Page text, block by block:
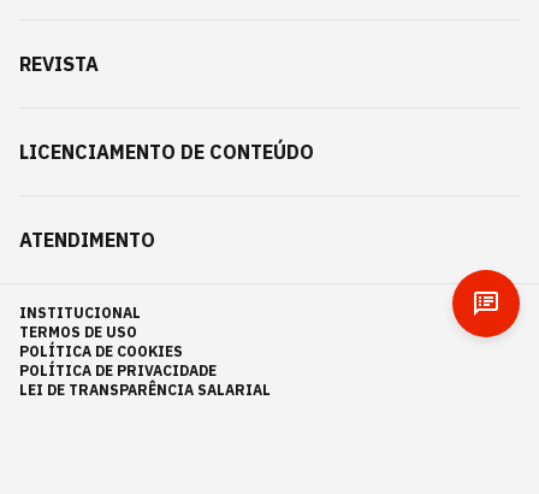
REVISTA
LICENCIAMENTO DE CONTEÚDO
ATENDIMENTO
INSTITUCIONAL
TERMOS DE USO
POLÍTICA DE COOKIES
POLÍTICA DE PRIVACIDADE
LEI DE TRANSPARÊNCIA SALARIAL